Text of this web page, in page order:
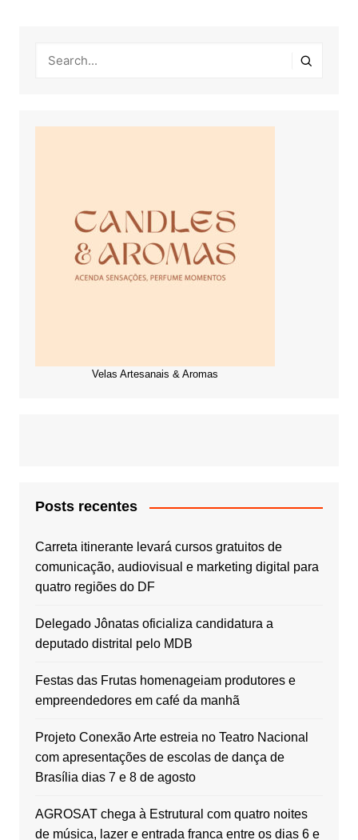
Velas Artesanais & Aromas
Posts recentes
Carreta itinerante levará cursos gratuitos de
comunicação, audiovisual e marketing digital para
quatro regiões do DF
Delegado Jônatas oficializa candidatura a
deputado distrital pelo MDB
Festas das Frutas homenageiam produtores e
empreendedores em café da manhã
Projeto Conexão Arte estreia no Teatro Nacional
com apresentações de escolas de dança de
Brasília dias 7 e 8 de agosto
AGROSAT chega à Estrutural com quatro noites
de música, lazer e entrada franca entre os dias 6 e